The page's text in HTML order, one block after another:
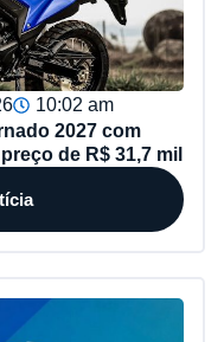
10:02 am
2027 com
de R$ 31,7 mil